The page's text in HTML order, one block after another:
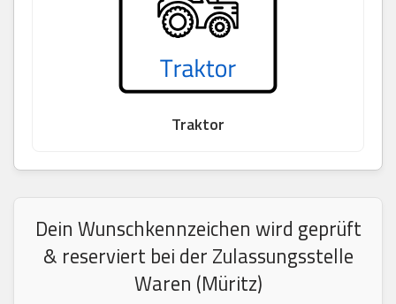
Traktor
Dein Wunschkennzeichen wird geprüft
& reserviert bei der Zulassungsstelle
Waren (Müritz)